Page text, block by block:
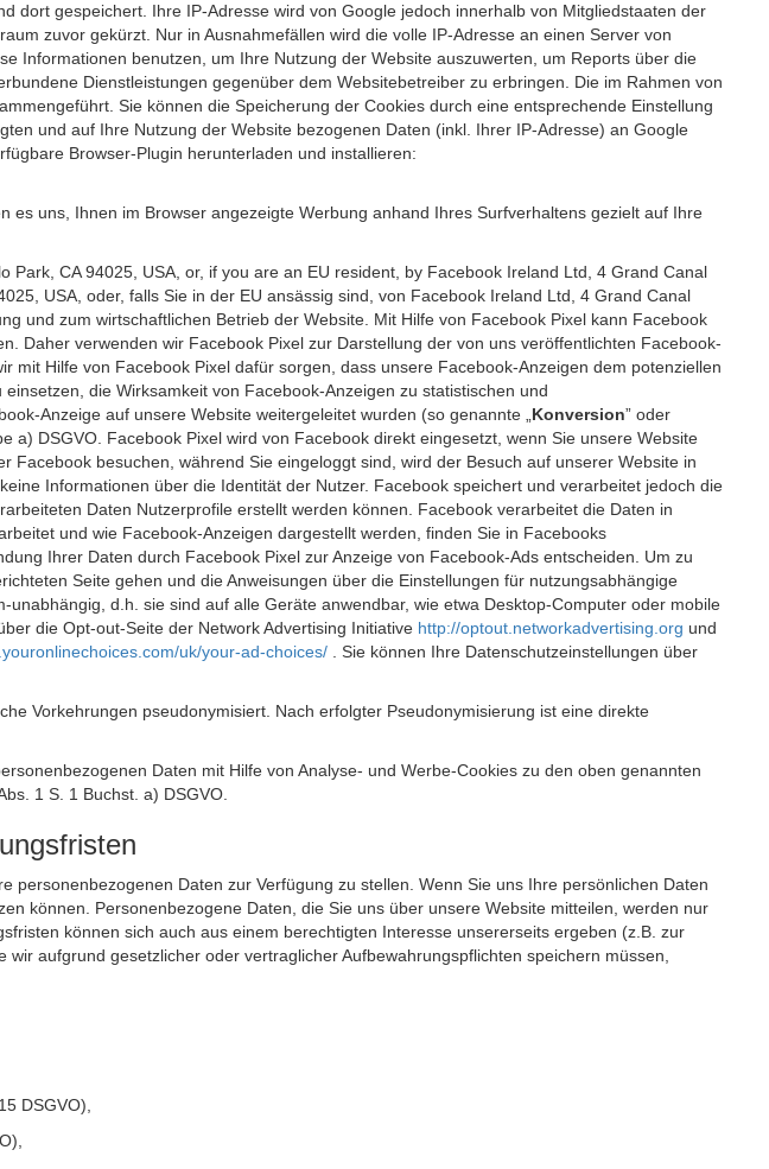
dort gespeichert. Ihre IP-Adresse wird von Google jedoch innerhalb von Mitgliedstaaten der
zuvor gekürzt. Nur in Ausnahmefällen wird die volle IP-Adresse an einen Server von
Informationen benutzen, um Ihre Nutzung der Website auszuwerten, um Reports über die
Dienstleistungen gegenüber dem Websitebetreiber zu erbringen. Die im Rahmen von
Sie können die Speicherung der Cookies durch eine entsprechende Einstellung
und auf Ihre Nutzung der Website bezogenen Daten (inkl. Ihrer IP-Adresse) an Google
Browser-Plugin herunterladen und installieren:
es uns, Ihnen im Browser angezeigte Werbung anhand Ihres Surfverhaltens gezielt auf Ihre
Park, CA 94025, USA, or, if you are an EU resident, by Facebook Ireland Ltd, 4 Grand Canal
USA, oder, falls Sie in der EU ansässig sind, von Facebook Ireland Ltd, 4 Grand Canal
und zum wirtschaftlichen Betrieb der Website. Mit Hilfe von Facebook Pixel kann Facebook
Daher verwenden wir Facebook Pixel zur Darstellung der von uns veröffentlichten Facebook-
Hilfe von Facebook Pixel dafür sorgen, dass unsere Facebook-Anzeigen dem potenziellen
die Wirksamkeit von Facebook-Anzeigen zu statistischen und
Anzeige auf unsere Website weitergeleitet wurden (so genannte „ Konversion” oder
a) DSGVO. Facebook Pixel wird von Facebook direkt eingesetzt, wenn Sie unsere Website
besuchen, während Sie eingeloggt sind, wird der Besuch auf unserer Website in
Informationen über die Identität der Nutzer. Facebook speichert und verarbeitet jedoch die
Daten Nutzerprofile erstellt werden können. Facebook verarbeitet die Daten in
und wie Facebook-Anzeigen dargestellt werden, finden Sie in Facebooks
Ihrer Daten durch Facebook Pixel zur Anzeige von Facebook-Ads entscheiden. Um zu
Seite gehen und die Anweisungen über die Einstellungen für nutzungsabhängige
unabhängig, d.h. sie sind auf alle Geräte anwendbar, wie etwa Desktop-Computer oder mobile
die Opt-out-Seite der Network Advertising Initiative http://optout.networkadvertising.org und
uk/your-ad-choices/
. Sie können Ihre Datenschutzeinstellungen über
Vorkehrungen pseudonymisiert. Nach erfolgter Pseudonymisierung ist eine direkte
Daten mit Hilfe von Analyse- und Werbe-Cookies zu den oben genannten
1 S. 1 Buchst. a) DSGVO.
Daten zur Verfügung zu stellen. Wenn Sie uns Ihre persönlichen Daten
können. Personenbezogene Daten, die Sie uns über unsere Website mitteilen, werden nur
können sich auch aus einem berechtigten Interesse unsererseits ergeben (z.B. zur
aufgrund gesetzlicher oder vertraglicher Aufbewahrungspflichten speichern müssen,
DSGVO),